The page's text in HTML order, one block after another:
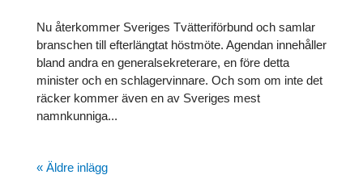
Nu återkommer Sveriges Tvätteriförbund och samlar
branschen till efterlängtat höstmöte. Agendan innehåller
bland andra en generalsekreterare, en före detta
minister och en schlagervinnare. Och som om inte det
räcker kommer även en av Sveriges mest
namnkunniga...
« Äldre inlägg